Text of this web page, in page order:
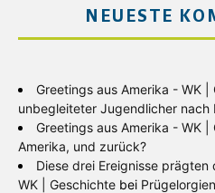
NEUESTE
Greetings aus Amerika - WK |
unbegleiteter Jugendlicher nach
Greetings aus Amerika - WK |
Amerika, und zurück?
Diese drei Ereignisse
WK | Geschichte bei